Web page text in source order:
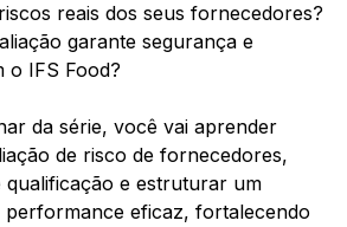
reais dos seus fornecedores?
garante segurança e
o IFS Food?
da série, você vai aprender
de risco de fornecedores,
qualificação e estruturar um
performance eficaz, fortalecendo